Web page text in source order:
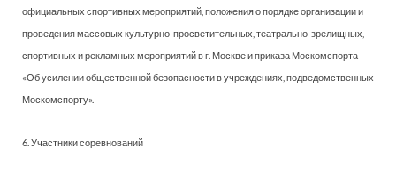
официальных спортивных мероприятий, положения о порядке организации и
проведения массовых культурно-просветительных, театрально-зрелищных,
спортивных и рекламных мероприятий в г. Москве и приказа Москомспорта
«Об усилении общественной безопасности в учреждениях, подведомственных
Москомспорту».
6. Участники соревнований